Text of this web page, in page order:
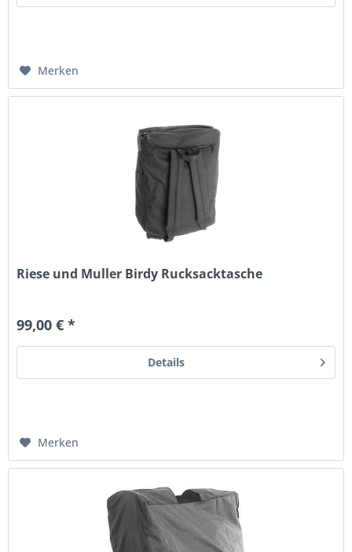
Merken
Riese und Muller Birdy Rucksacktasche
99,00 € *
Details
Merken